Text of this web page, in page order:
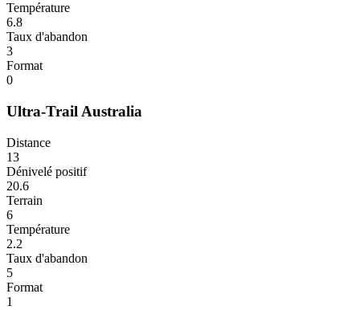
Température
6.8
Taux d'abandon
3
Format
0
Ultra-Trail Australia
Distance
13
Dénivelé positif
20.6
Terrain
6
Température
2.2
Taux d'abandon
5
Format
1